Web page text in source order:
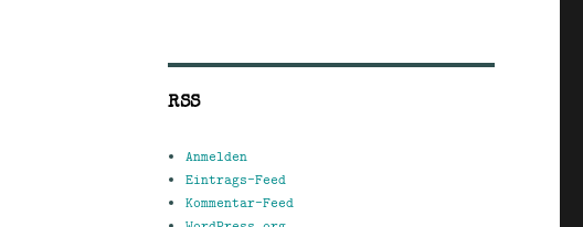
RSS
Anmelden
Eintrags-Feed
Kommentar-Feed